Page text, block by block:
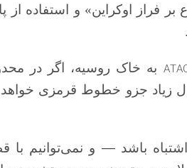
بر فراز اوکراین» و استفاده از
به خاک روسیه، اگر در
زیاد جزو خطوط قرمزی
باشد— و نمی‌توانیم